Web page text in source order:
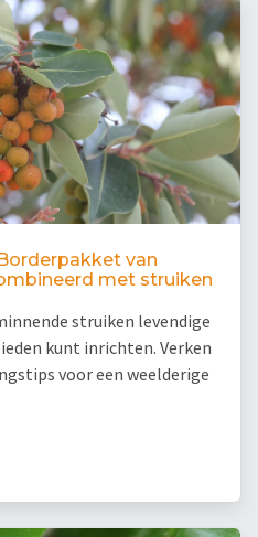
van
met struiken
struiken levendige
kunt inrichten. Verken
voor een weelderige